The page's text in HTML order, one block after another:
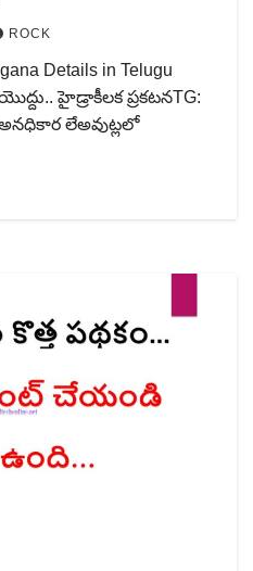
ROCK
Details in Telugu
హైడ్రాకీలక ప్రకటనTG:
లేఅవుట్లలో